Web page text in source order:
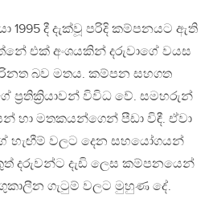
1995 දී දැක්වූ පරිදි කම්පනයට ඇති
එක් අංශයකින් දරුවාගේ වයස
බව මතය. කම්පන සහගත
ප්‍රතික්‍රියාවන් විවිධ වේ. සමහරුන්
හා මතකයන්ගෙන් පීඩා විඳී. ඒවා
හැඟීම් වලට දෙන සහයෝගයන්
දරුවන්ට දැඩි ලෙස කම්පනයෙන්
ගැටුම් වලට මුහුණ දේ.